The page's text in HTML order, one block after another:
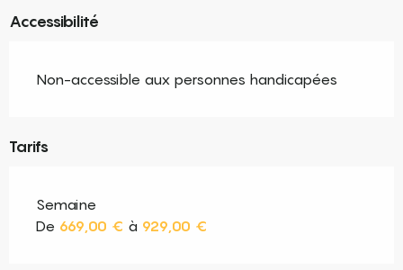
Accessibilité
Non-accessible aux personnes handicapées
Tarifs
Semaine
De 669,00 € à 929,00 €